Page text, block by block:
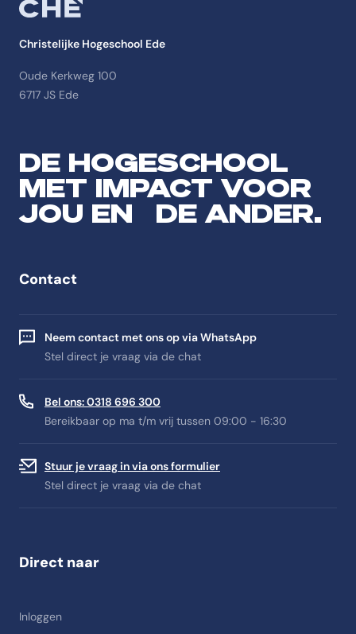
Christelijke Hogeschool Ede
Oude Kerkweg 100
6717 JS Ede
DE HOGESCHOOL
MET IMPACT VOOR
JOU EN DE ANDER.
Contact
Neem contact met ons op via WhatsApp
Stel direct je vraag via de chat
Bel ons: 0318 696 300
Bereikbaar op ma t/m vrij tussen 09:00 - 16:30
Stuur je vraag in via ons formulier
Stel direct je vraag via de chat
Direct naar
Inloggen